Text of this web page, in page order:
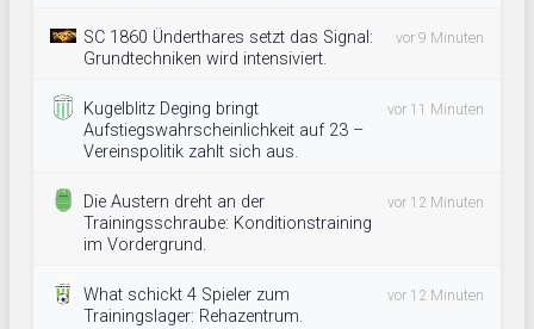
SC 1860 Ünderthares setzt das Signal:
Grundtechniken wird intensiviert.
vor 9 Minuten
Kugelblitz Deging bringt
Aufstiegswahrscheinlichkeit auf 23 –
Vereinspolitik zahlt sich aus.
vor 11 Minuten
Die Austern dreht an der
Trainingsschraube: Konditionstraining
im Vordergrund.
vor 12 Minuten
What schickt 4 Spieler zum
Trainingslager: Rehazentrum.
vor 12 Minuten